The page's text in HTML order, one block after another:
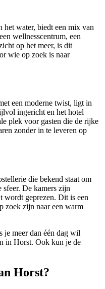
het water, biedt een mix van
wellnesscentrum, een
op het meer, is dit
wie op zoek is naar
een moderne twist, ligt in
ingericht en het hotel
plek voor gasten die de rijke
zonder in te leveren op
die bekend staat om
De kamers zijn
wordt geprezen. Dit is een
zoek zijn naar een warm
je meer dan één dag wil
in Horst. Ook kun je de
Horst?